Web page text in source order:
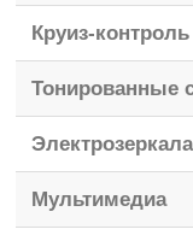
Круиз-контроль
Тонированные
Электрозеркала
Мультимедиа